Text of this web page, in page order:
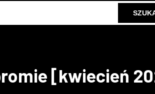
[kwiecień